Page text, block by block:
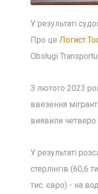
У результаті
Про це
Obsługi
З лютого 2023
ввезення
виявили четверо
У результаті
стерлінгів (60,6
тис. євро) - на